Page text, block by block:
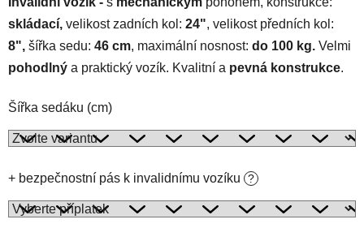
skládací, velikost zadních kol: 24", velikost předních kol:
8", šířka sedu: 46 cm, maximální nosnost: do 100 kg. Velmi
pohodlný a praktický vozík. Kvalitní a pevná konstrukce.
Šířka sedáku (cm)
+ bezpečnostní pás k invalidnímu vozíku ?